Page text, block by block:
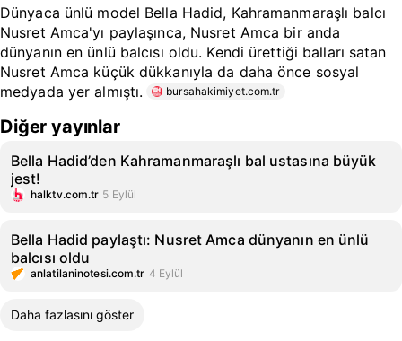
Dünyaca ünlü model Bella Hadid, Kahramanmaraşlı balcı
Nusret Amca'yı paylaşınca, Nusret Amca bir anda
dünyanın en ünlü balcısı oldu. Kendi ürettiği balları satan
Nusret Amca küçük dükkanıyla da daha önce sosyal
medyada yer almıştı.
bursahakimiyet.com.tr
Diğer yayınlar
Bella Hadid’den Kahramanmaraşlı bal ustasına büyük
jest!
halktv.com.tr 5 Eylül
Bella Hadid paylaştı: Nusret Amca dünyanın en ünlü
balcısı oldu
anlatilaninotesi.com.tr 4 Eylül
Daha fazlasını göster